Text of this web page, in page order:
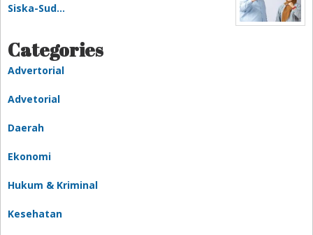
Siska-Sud…
Categories
Advertorial
Advetorial
Daerah
Ekonomi
Hukum & Kriminal
Kesehatan